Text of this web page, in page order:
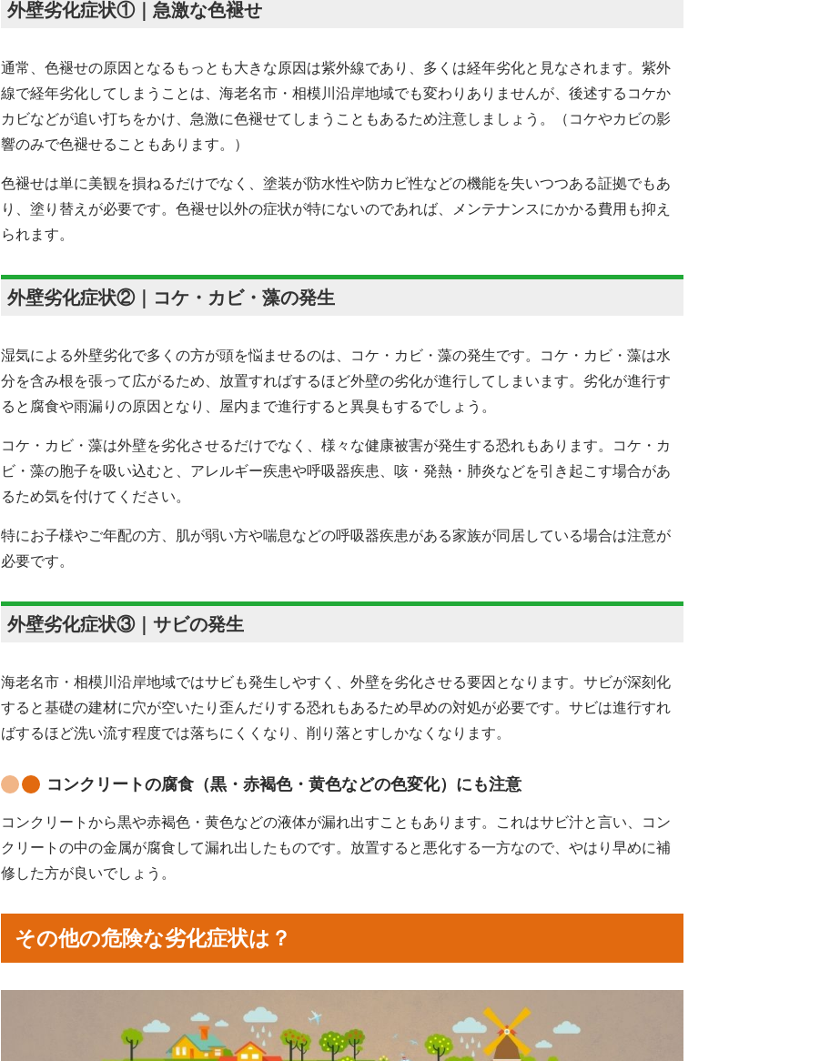
外壁劣化症状①｜急激な色褪せ
通常、色褪せの原因となるもっとも大きな原因は紫外線であり、多くは経年劣化と見なされます。紫外
線で経年劣化してしまうことは、海老名市・相模川沿岸地域でも変わりありませんが、後述するコケか
カビなどが追い打ちをかけ、急激に色褪せてしまうこともあるため注意しましょう。（コケやカビの影
響のみで色褪せることもあります。）
色褪せは単に美観を損ねるだけでなく、塗装が防水性や防カビ性などの機能を失いつつある証拠でもあ
り、塗り替えが必要です。色褪せ以外の症状が特にないのであれば、メンテナンスにかかる費用も抑え
られます。
外壁劣化症状②｜コケ・カビ・藻の発生
湿気による外壁劣化で多くの方が頭を悩ませるのは、コケ・カビ・藻の発生です。コケ・カビ・藻は水
分を含み根を張って広がるため、放置すればするほど外壁の劣化が進行してしまいます。劣化が進行す
ると腐食や雨漏りの原因となり、屋内まで進行すると異臭もするでしょう。
コケ・カビ・藻は外壁を劣化させるだけでなく、様々な健康被害が発生する恐れもあります。コケ・カ
ビ・藻の胞子を吸い込むと、アレルギー疾患や呼吸器疾患、咳・発熱・肺炎などを引き起こす場合があ
るため気を付けてください。
特にお子様やご年配の方、肌が弱い方や喘息などの呼吸器疾患がある家族が同居している場合は注意が
必要です。
外壁劣化症状③｜サビの発生
海老名市・相模川沿岸地域ではサビも発生しやすく、外壁を劣化させる要因となります。サビが深刻化
すると基礎の建材に穴が空いたり歪んだりする恐れもあるため早めの対処が必要です。サビは進行すれ
ばするほど洗い流す程度では落ちにくくなり、削り落とすしかなくなります。
コンクリートの腐食（黒・赤褐色・黄色などの色変化）にも注意
コンクリートから黒や赤褐色・黄色などの液体が漏れ出すこともあります。これはサビ汁と言い、コン
クリートの中の金属が腐食して漏れ出したものです。放置すると悪化する一方なので、やはり早めに補
修した方が良いでしょう。
その他の危険な劣化症状は？